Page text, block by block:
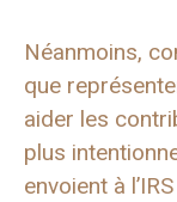
Néanmoins,
que
aider les
plus
envoient à